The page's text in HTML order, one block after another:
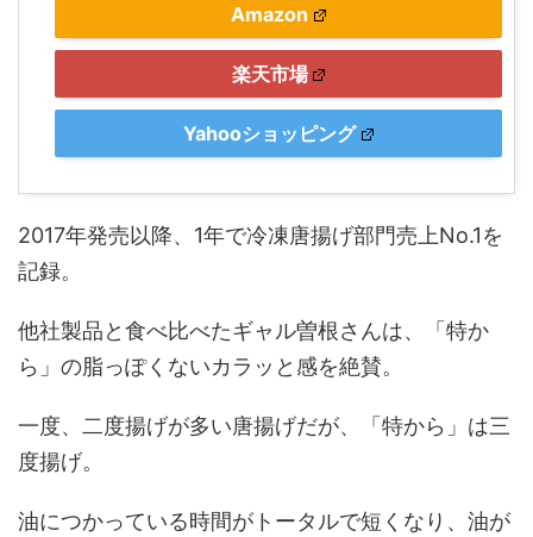
Amazon
楽天市場
Yahooショッピング
2017年発売以降、1年で冷凍唐揚げ部門売上No.1を
記録。
他社製品と食べ比べたギャル曽根さんは、「特か
ら」の脂っぽくないカラッと感を絶賛。
一度、二度揚げが多い唐揚げだが、「特から」は三
度揚げ。
油につかっている時間がトータルで短くなり、油が